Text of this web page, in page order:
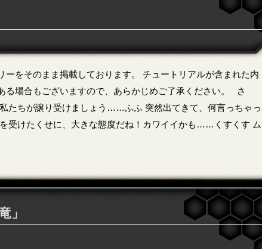
ーをそのまま掲載しております。 チュートリアルが含まれた内
る場合もございますので、あらかじめご了承ください。 さ
たちが譲り受けましょう……ふふ 突然出てきて、何言っちゃっ
受けたくせに、大きな態度だね！カワイイかも……くすくす ム
」